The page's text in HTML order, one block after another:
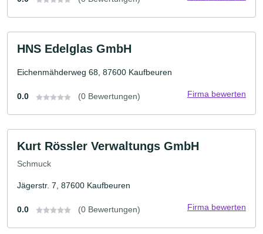
HNS Edelglas GmbH
Eichenmähderweg 68, 87600 Kaufbeuren
0.0 (0 Bewertungen) Firma bewerten
Kurt Rössler Verwaltungs GmbH
Schmuck
Jägerstr. 7, 87600 Kaufbeuren
0.0 (0 Bewertungen) Firma bewerten